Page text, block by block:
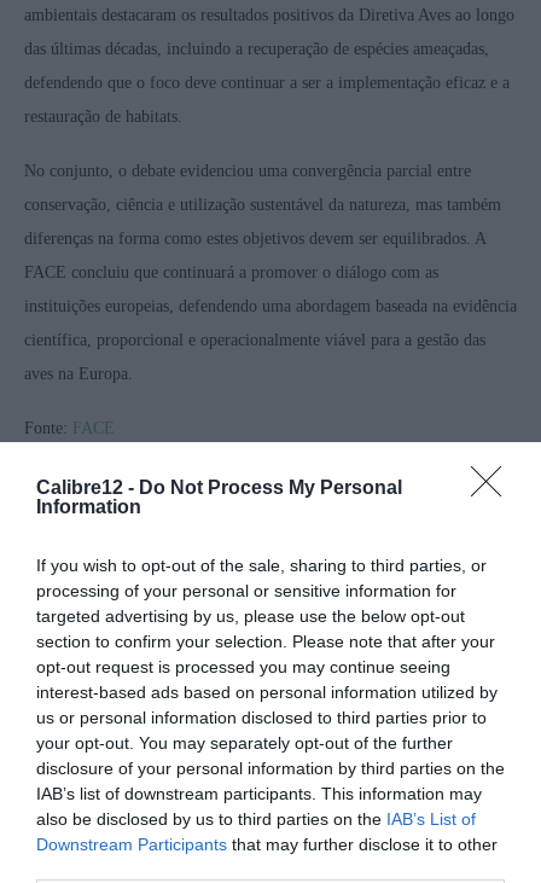
Calibre12 - Do Not Process My Personal
Information
If you wish to opt-out of the sale, sharing to third parties, or
processing of your personal or sensitive information for
targeted advertising by us, please use the below opt-out
section to confirm your selection. Please note that after your
opt-out request is processed you may continue seeing
interest-based ads based on personal information utilized by
us or personal information disclosed to third parties prior to
your opt-out. You may separately opt-out of the further
disclosure of your personal information by third parties on the
IAB’s list of downstream participants. This information may
also be disclosed by us to third parties on the IAB’s List of
Downstream Participants that may further disclose it to other
ambientais destacaram os resultados positivos da Diretiva Aves ao longo
das últimas décadas, incluindo a recuperação de espécies ameaçadas,
defendendo que o foco deve continuar a ser a implementação eficaz e a
restauração de habitats.
No conjunto, o debate evidenciou uma convergência parcial entre
conservação, ciência e utilização sustentável da natureza, mas também
diferenças na forma como estes objetivos devem ser equilibrados. A
FACE concluiu que continuará a promover o diálogo com as
instituições europeias, defendendo uma abordagem baseada na evidência
científica, proporcional e operacionalmente viável para a gestão das
aves na Europa.
Fonte: FACE
CAÇA CAÇA MENOR DIRETIVA AVES FACE
PARLAMENTO EUROPEU